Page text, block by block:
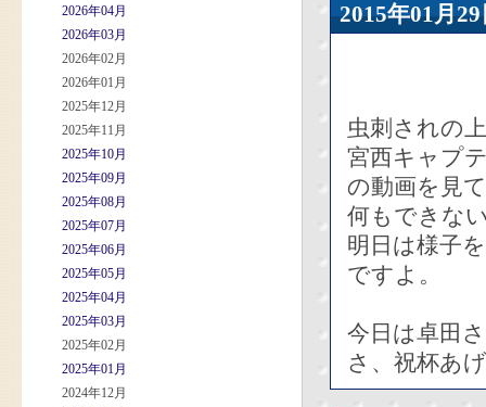
2026年04月
2026年03月
2026年02月
2026年01月
2025年12月
2025年11月
2025年10月
2025年09月
2025年08月
2025年07月
2025年06月
2025年05月
2025年04月
2025年03月
2025年02月
2025年01月
2024年12月
2015年01
虫刺されの
宮西キャプ
の動画を見
何もできな
明日は様子
ですよ。
今日は卓田
さ、祝杯あ